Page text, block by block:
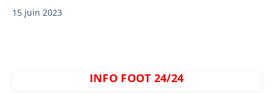
15 juin 2023
INFO FOOT 24/24